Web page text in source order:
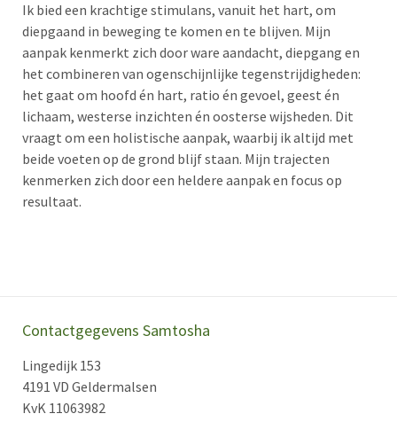
Ik bied een krachtige stimulans, vanuit het hart, om
diepgaand in beweging te komen en te blijven. Mijn
aanpak kenmerkt zich door ware aandacht, diepgang en
het combineren van ogenschijnlijke tegenstrijdigheden:
het gaat om hoofd én hart, ratio én gevoel, geest én
lichaam, westerse inzichten én oosterse wijsheden. Dit
vraagt om een holistische aanpak, waarbij ik altijd met
beide voeten op de grond blijf staan. Mijn trajecten
kenmerken zich door een heldere aanpak en focus op
resultaat.
Contactgegevens Samtosha
Lingedijk 153
4191 VD Geldermalsen
KvK 11063982